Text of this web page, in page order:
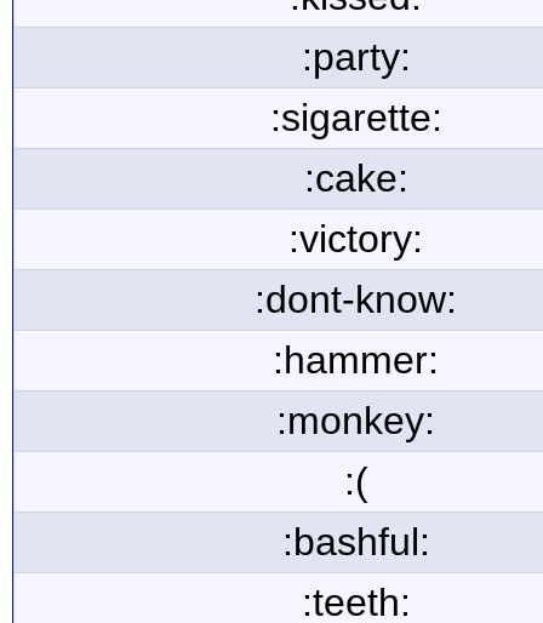
:party:
:sigarette:
:cake:
:victory:
:dont-know:
:hammer:
:monkey:
:(
:bashful:
:teeth: